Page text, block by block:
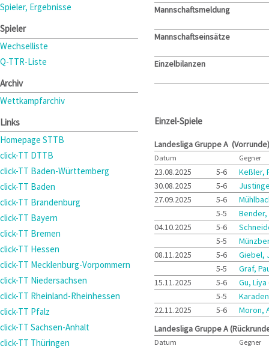
Spieler, Ergebnisse
Spieler
Wechselliste
Q-TTR-Liste
Archiv
Wettkampfarchiv
Links
Homepage STTB
click-TT DTTB
click-TT Baden-Württemberg
click-TT Baden
click-TT Brandenburg
click-TT Bayern
click-TT Bremen
click-TT Hessen
click-TT Mecklenburg-Vorpommern
click-TT Niedersachsen
click-TT Rheinland-Rheinhessen
click-TT Pfalz
click-TT Sachsen-Anhalt
click-TT Thüringen
Mannschaftsmeldung
Mannschaftseinsätze
Einzelbilanzen
Einzel-Spiele
Landesliga Gruppe A (Vorrunde)
Datum Gegner
23.08.2025 5-6
Keßler,
30.08.2025
5-6
27.09.2025
5-6
5-5
04.10.2025
5-6
5-5
08.11.2025
5-6
Giebel,
5-5
Graf,
15.11.2025
5-6 Gu, Liya
5-5
22.11.2025
5-6
Moron,
Landesliga Gruppe A
Datum Gegner